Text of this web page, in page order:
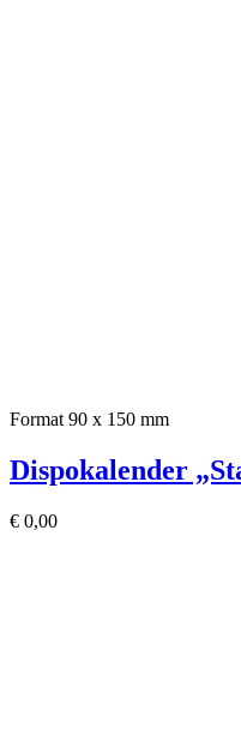
Format 90 x 150 mm
Dispokalender
€ 0,00